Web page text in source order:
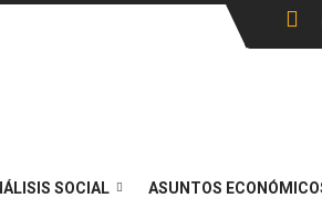
SOCIAL ASUNTOS